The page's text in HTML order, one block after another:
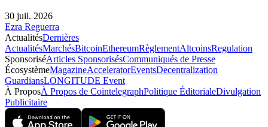
30 juil. 2026
Ezra Reguerra
ActualitésDernières
ActualitésMarchésBitcoinEthereumRèglementAltcoinsRegulation
SponsoriséArticles SponsorisésCommuniqués de Presse
ÉcosystèmeMagazineAcceleratorEventsDecentralization
GuardiansLONGITUDE Event
À ProposÀ Propos de CointelegraphPolitique ÉditorialeDivulgation
Publicitaire